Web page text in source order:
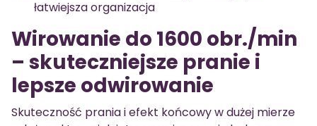
łatwiejsza organizacja
Wirowanie do 1600 obr./min
– skuteczniejsze pranie i
lepsze odwirowanie
Skuteczność prania i efekt końcowy w dużej mierze